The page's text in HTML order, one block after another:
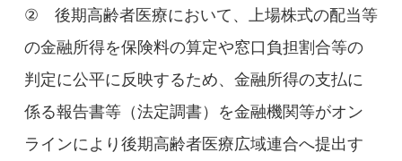
② 後期高齢者医療において、上場株式の配当等
の金融所得を保険料の算定や窓口負担割合等の
判定に公平に反映するため、金融所得の支払に
係る報告書等（法定調書）を金融機関等がオン
ラインにより後期高齢者医療広域連合へ提出す